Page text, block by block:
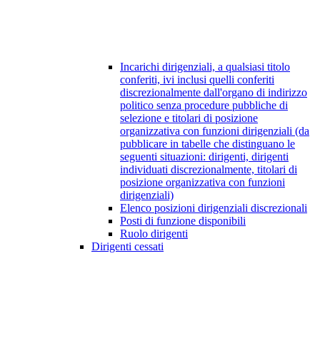
Incarichi dirigenziali, a qualsiasi titolo
conferiti, ivi inclusi quelli conferiti
discrezionalmente dall'organo di indirizzo
politico senza procedure pubbliche di
selezione e titolari di posizione
organizzativa con funzioni dirigenziali (da
pubblicare in tabelle che distinguano le
seguenti situazioni: dirigenti, dirigenti
individuati discrezionalmente, titolari di
posizione organizzativa con funzioni
dirigenziali)
Elenco posizioni dirigenziali discrezionali
Posti di funzione disponibili
Ruolo dirigenti
Dirigenti cessati